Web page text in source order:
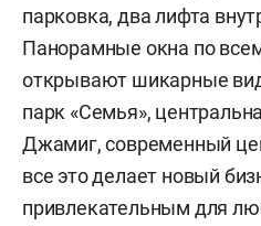
парковка, два лифта
Панорамные окна по
открывают шикарные
парк «Семья»,
Джамиг, современный
все это делает новый
привлекательным для